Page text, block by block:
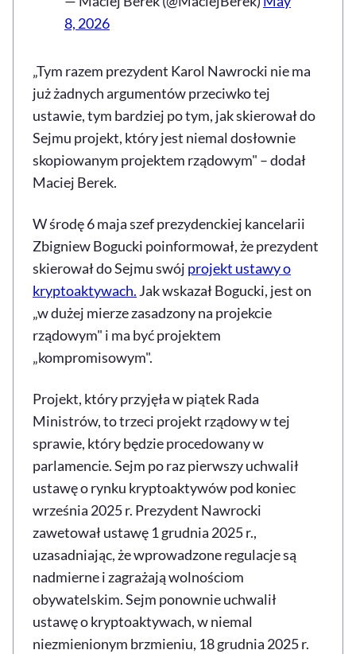
8, 2026
„Tym razem prezydent Karol Nawrocki nie ma
już żadnych argumentów przeciwko tej
ustawie, tym bardziej po tym, jak skierował do
Sejmu projekt, który jest niemal dosłownie
skopiowanym projektem rządowym" – dodał
Maciej Berek.
W środę 6 maja szef prezydenckiej kancelarii
Zbigniew Bogucki poinformował, że prezydent
skierował do Sejmu swój projekt ustawy o
kryptoaktywach. Jak wskazał Bogucki, jest on
„w dużej mierze zasadzony na projekcie
rządowym" i ma być projektem
„kompromisowym".
Projekt, który przyjęła w piątek Rada
Ministrów, to trzeci projekt rządowy w tej
sprawie, który będzie procedowany w
parlamencie. Sejm po raz pierwszy uchwalił
ustawę o rynku kryptoaktywów pod koniec
września 2025 r. Prezydent Nawrocki
zawetował ustawę 1 grudnia 2025 r.,
uzasadniając, że wprowadzone regulacje są
nadmierne i zagrażają wolnościom
obywatelskim. Sejm ponownie uchwalił
ustawę o kryptoaktywach, w niemal
niezmienionym brzmieniu, 18 grudnia 2025 r.